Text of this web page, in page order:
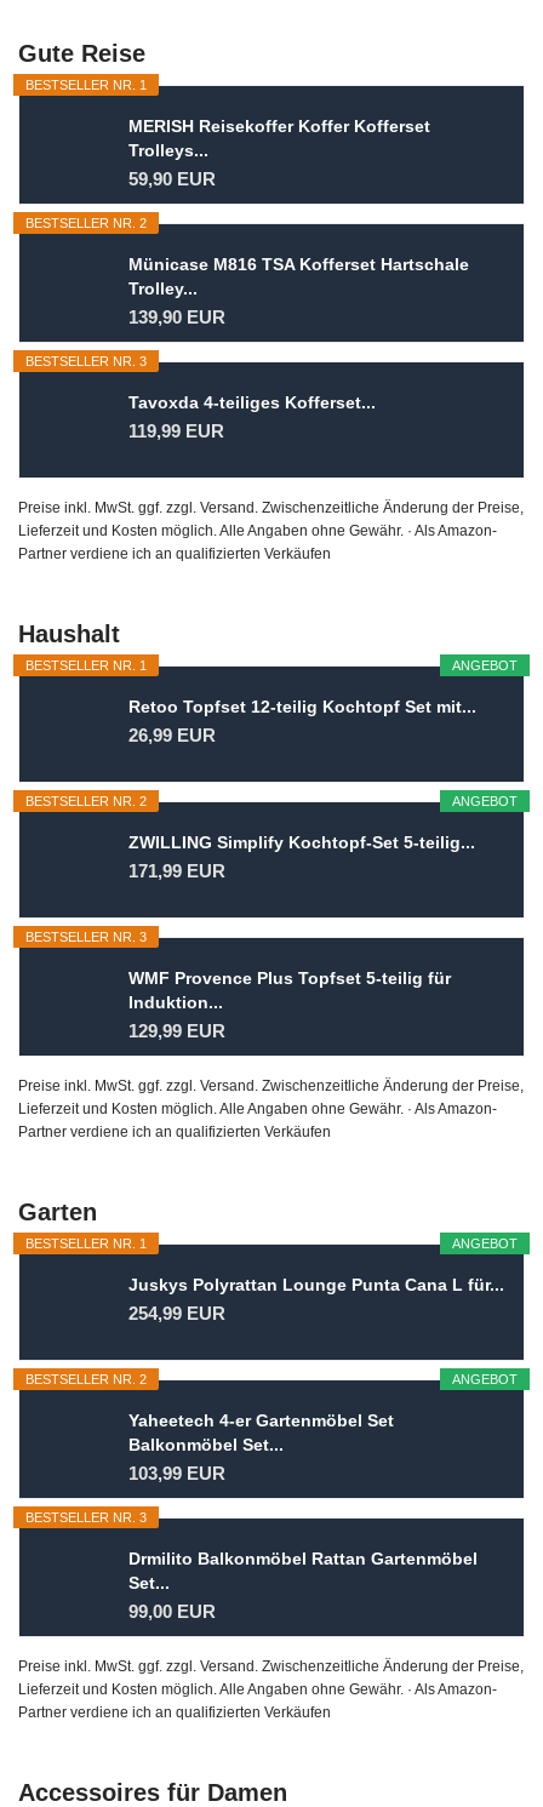
Gute Reise
BESTSELLER NR. 1
MERISH Reisekoffer Koffer Kofferset
Trolleys...
59,90 EUR
BESTSELLER NR. 2
Münicase M816 TSA Kofferset Hartschale
Trolley...
139,90 EUR
BESTSELLER NR. 3
Tavoxda 4-teiliges Kofferset...
119,99 EUR
Preise inkl. MwSt. ggf. zzgl. Versand. Zwischenzeitliche Änderung der Preise,
Lieferzeit und Kosten möglich. Alle Angaben ohne Gewähr. · Als Amazon-
Partner verdiene ich an qualifizierten Verkäufen
Haushalt
ANGEBOT
BESTSELLER NR. 1
Retoo Topfset 12-teilig Kochtopf Set mit...
26,99 EUR
ANGEBOT
BESTSELLER NR. 2
ZWILLING Simplify Kochtopf-Set 5-teilig...
171,99 EUR
BESTSELLER NR. 3
WMF Provence Plus Topfset 5-teilig für
Induktion...
129,99 EUR
Preise inkl. MwSt. ggf. zzgl. Versand. Zwischenzeitliche Änderung der Preise,
Lieferzeit und Kosten möglich. Alle Angaben ohne Gewähr. · Als Amazon-
Partner verdiene ich an qualifizierten Verkäufen
Garten
ANGEBOT
BESTSELLER NR. 1
Juskys Polyrattan Lounge Punta Cana L für...
254,99 EUR
ANGEBOT
BESTSELLER NR. 2
Yaheetech 4-er Gartenmöbel Set
Balkonmöbel Set...
103,99 EUR
BESTSELLER NR. 3
Drmilito Balkonmöbel Rattan Gartenmöbel
Set...
99,00 EUR
Preise inkl. MwSt. ggf. zzgl. Versand. Zwischenzeitliche Änderung der Preise,
Lieferzeit und Kosten möglich. Alle Angaben ohne Gewähr. · Als Amazon-
Partner verdiene ich an qualifizierten Verkäufen
Accessoires für Damen